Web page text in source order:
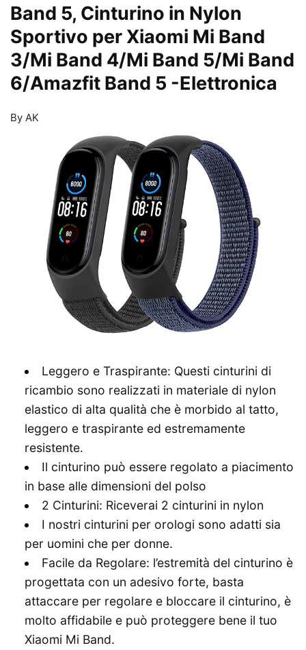
Band 5, Cinturino in Nylon
Sportivo per Xiaomi Mi Band
3/Mi Band 4/Mi Band 5/Mi Band
6/Amazfit Band 5 -Elettronica
By AK
Leggero e Traspirante: Questi cinturini di
ricambio sono realizzati in materiale di nylon
elastico di alta qualità che è morbido al tatto,
leggero e traspirante ed estremamente
resistente.
Il cinturino può essere regolato a piacimento
in base alle dimensioni del polso
2 Cinturini: Riceverai 2 cinturini in nylon
I nostri cinturini per orologi sono adatti sia
per uomini che per donne.
Facile da Regolare: l’estremità del cinturino è
progettata con un adesivo forte, basta
attaccare per regolare e bloccare il cinturino, è
molto affidabile e può proteggere bene il tuo
Xiaomi Mi Band.